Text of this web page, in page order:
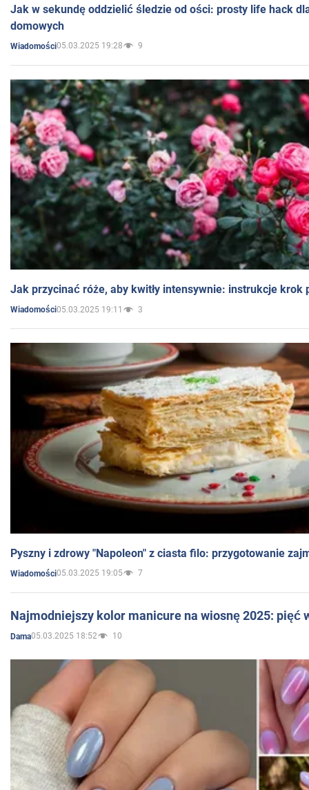
Jak w sekundę oddzielić śledzie od ości: prosty life hack
domowych
Wiadomości05.03.2025 19:28 9
Jak przycinać róże, aby kwitły intensywnie: instrukcje krok
Wiadomości05.03.2025 19:11 3
Pyszny i zdrowy "Napoleon" z ciasta filo: przygotowanie
Wiadomości05.03.2025 19:05 7
Najmodniejszy kolor manicure na wiosnę 2025: pięć
Dama05.03.2025 18:52 10